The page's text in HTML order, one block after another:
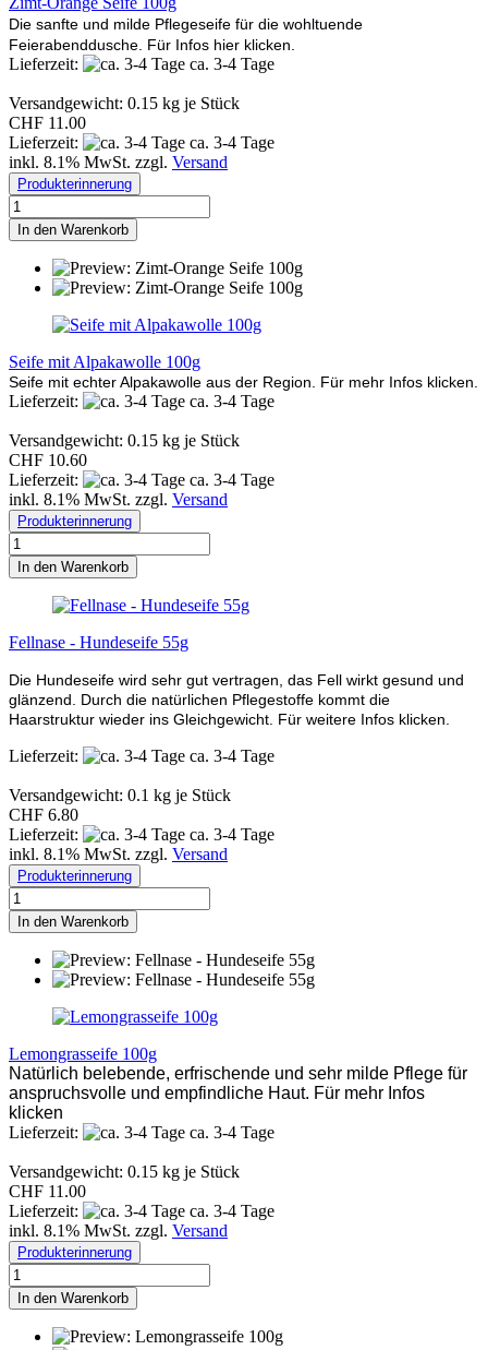
Die sanfte und milde Pflegeseife für die wohltuende
Feierabenddusche. Für Infos hier klicken.
Lieferzeit: ca. 3-4 Tage
Versandgewicht: 0.15 kg je Stück
CHF 11.00
Lieferzeit:
ca. 3-4 Tage
inkl. 8.1% MwSt. zzgl. Versand
Produkterinnerung
In den Warenkorb
Seife mit Alpakawolle 100g
Seife mit echter Alpakawolle aus der Region. Für mehr Infos klicken.
Lieferzeit: ca. 3-4 Tage
Versandgewicht: 0.15 kg je Stück
CHF 10.60
Lieferzeit:
ca. 3-4 Tage
inkl. 8.1% MwSt. zzgl. Versand
Produkterinnerung
In den Warenkorb
Fellnase - Hundeseife 55g
Die Hundeseife wird sehr gut vertragen, das Fell wirkt gesund und
glänzend. Durch die natürlichen Pflegestoffe kommt die
Haarstruktur wieder ins Gleichgewicht. Für weitere Infos klicken.
Lieferzeit: ca. 3-4 Tage
Versandgewicht: 0.1 kg je Stück
CHF 6.80
Lieferzeit:
ca. 3-4 Tage
inkl. 8.1% MwSt. zzgl. Versand
Produkterinnerung
In den Warenkorb
Lemongrasseife 100g
Natürlich belebende, erfrischende und sehr milde Pflege für
anspruchsvolle und empfindliche Haut. Für mehr Infos
klicken
Lieferzeit:
ca. 3-4 Tage
Versandgewicht: 0.15 kg je Stück
CHF 11.00
Lieferzeit:
ca. 3-4 Tage
inkl. 8.1% MwSt. zzgl. Versand
Produkterinnerung
In den Warenkorb